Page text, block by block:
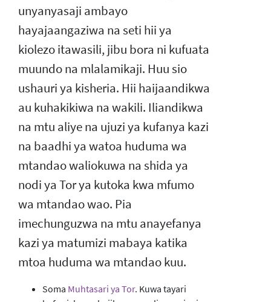
unyanyasaji ambayo
hayajaangaziwa na seti hii ya
kiolezo itawasili, jibu bora ni kufuata
muundo na mlalamikaji. Huu sio
ushauri ya kisheria. Hii haijaandikwa
au kuhakikiwa na wakili. Iliandikwa
na mtu aliye na ujuzi ya kufanya kazi
na baadhi ya watoa huduma wa
mtandao waliokuwa na shida ya
nodi ya Tor ya kutoka kwa mfumo
wa mtandao wao. Pia
imechunguzwa na mtu anayefanya
kazi ya matumizi mabaya katika
mtoa huduma wa mtandao kuu.
Soma Muhtasari ya Tor. Kuwa tayari